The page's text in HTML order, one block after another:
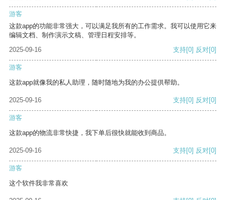
游客
这款app的功能非常强大，可以满足我所有的工作需求。我可以使用它来
编辑文档、制作演示文稿、管理日程安排等。
2025-09-16
支持[0] 反对[0]
游客
这款app就像我的私人助理，随时随地为我的办公提供帮助。
2025-09-16 支持[0] 反对[0]
游客
这款app的物流非常快捷，我下单后很快就能收到商品。
2025-09-16 支持[0] 反对[0]
游客
这个软件我非常喜欢